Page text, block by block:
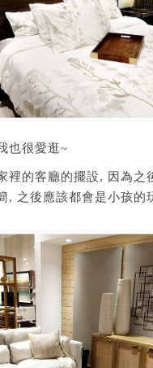
也很愛逛~
裡的客廳的擺設, 因為之
, 之後應該都會是小孩的